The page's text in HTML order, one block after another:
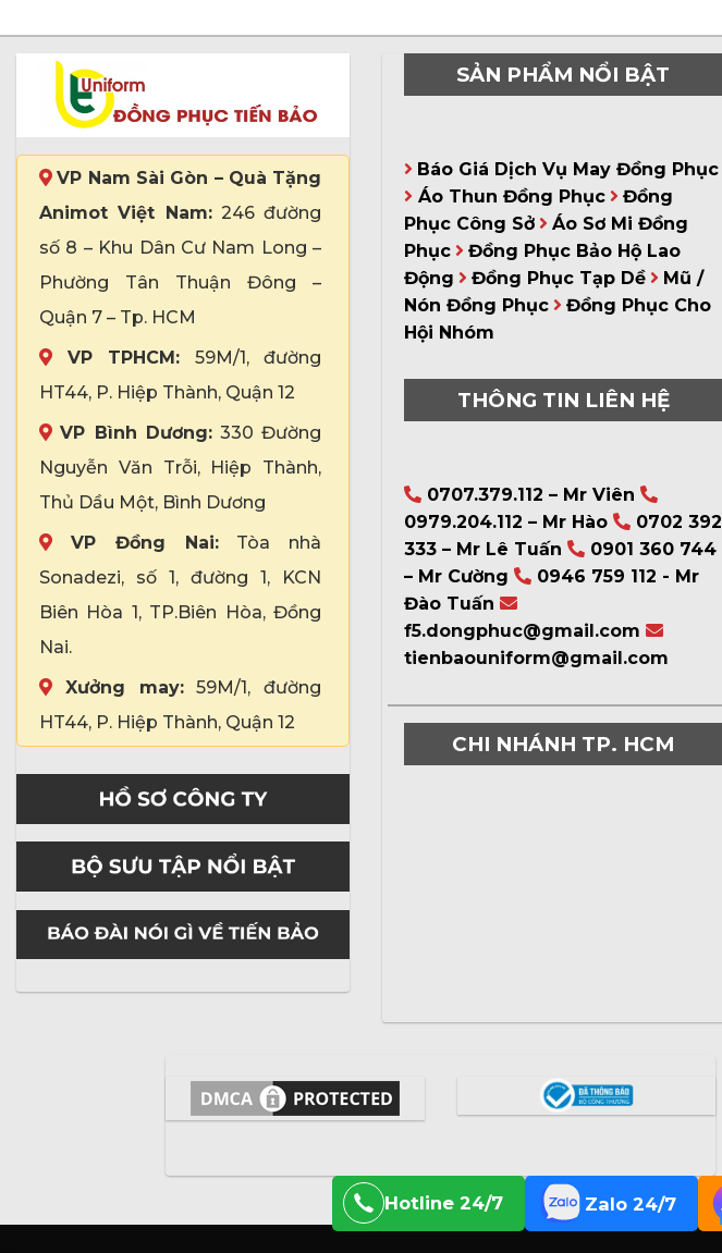
VP Nam Sài Gòn – Quà Tặng
Animot Việt Nam:246 đường
số 8 – Khu Dân Cư Nam Long –
Phường Tân Thuận Đông –
Quận 7 – Tp. HCM
VP TPHCM: 59M/1, đường
HT44, P. Hiệp Thành, Quận 12
VP Bình Dương:330 Đường
Nguyễn Văn Trỗi, Hiệp Thành,
Thủ Dầu Một, Bình Dương
VP Đồng Nai:Tòa nhà
Sonadezi, số 1, đường 1, KCN
Biên Hòa 1, TP.Biên Hòa, Đồng
Nai.
Xưởng may:59M/1, đường
HT44, P. Hiệp Thành, Quận 12
SẢN PHẨM NỔI BẬT
Báo Giá Dịch Vụ May Đồng Phục
Áo Thun Đồng Phục
Đồng
Phục Công Sở
Áo Sơ Mi Đồng
Phục
Đồng Phục Bảo Hộ Lao
Động
Đồng Phục Tạp Dề
Mũ /
Nón Đồng Phục
Đồng Phục Cho
Hội Nhóm
THÔNG TIN LIÊN HỆ
0707.379.112 – Mr Viên
0979.204.112 – Mr Hào
0702 392
333 – Mr Lê Tuấn
0901 360 744
– Mr Cường
0946 759 112 - Mr
Đào Tuấn
f5.dongphuc@gmail.com
tienbaouniform@gmail.com
CHI NHÁNH TP. HCM
Hotline 24/7 Zalo 24/7